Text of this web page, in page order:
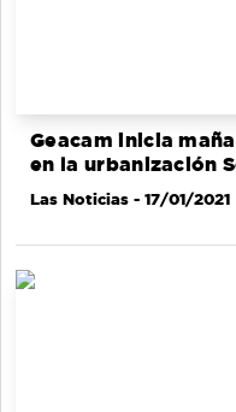
Geacam inicia
en la urbanización
Las Noticias - 17/01/2021